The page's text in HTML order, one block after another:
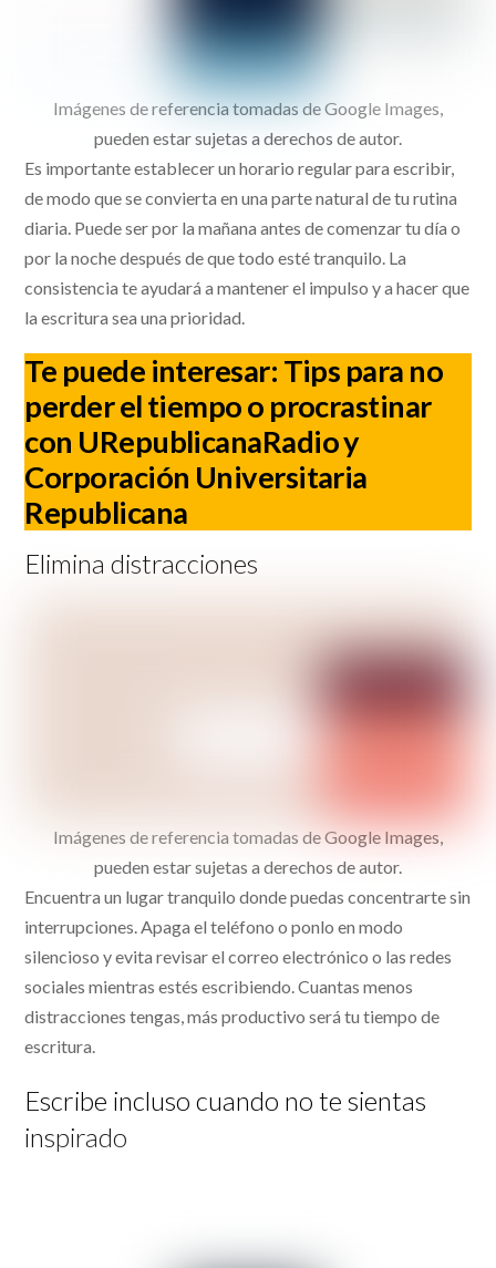
Imágenes de referencia tomadas de Google Images,
pueden estar sujetas a derechos de autor.
Es importante establecer un horario regular para escribir,
de modo que se convierta en una parte natural de tu rutina
diaria. Puede ser por la mañana antes de comenzar tu día o
por la noche después de que todo esté tranquilo. La
consistencia te ayudará a mantener el impulso y a hacer que
la escritura sea una prioridad.
Te puede interesar: Tips para no
perder el tiempo o procrastinar
con URepublicanaRadio y
Corporación Universitaria
Republicana
Elimina distracciones
Imágenes de referencia tomadas de Google Images,
pueden estar sujetas a derechos de autor.
Encuentra un lugar tranquilo donde puedas concentrarte sin
interrupciones. Apaga el teléfono o ponlo en modo
silencioso y evita revisar el correo electrónico o las redes
sociales mientras estés escribiendo. Cuantas menos
distracciones tengas, más productivo será tu tiempo de
escritura.
Escribe incluso cuando no te sientas
inspirado